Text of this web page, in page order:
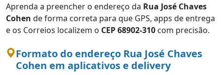
Aprenda a preencher o endereço da Rua José Chaves
Cohen de forma correta para que GPS, apps de entrega
e os Correios localizem o CEP 68902-310 com precisão.
Formato do endereço Rua José Chaves
Cohen em aplicativos e delivery